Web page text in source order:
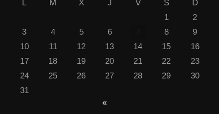
L M X J V S
D
1
2
3
4 5 6 8
9
10
11 12 13 14 15
16
17
18 19 20 21 22
23
24
25 26 27 28 29
30
31
«